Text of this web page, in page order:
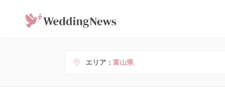
エリア 富山県